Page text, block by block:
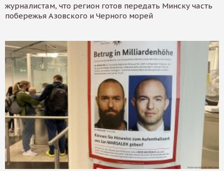
журналистам, что регион готов передать Минску часть
побережья Азовского и Черного морей